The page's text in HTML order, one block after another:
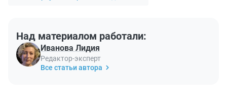
Над материалом работали:
Иванова Лидия
Редактор-эксперт
Все статьи автора